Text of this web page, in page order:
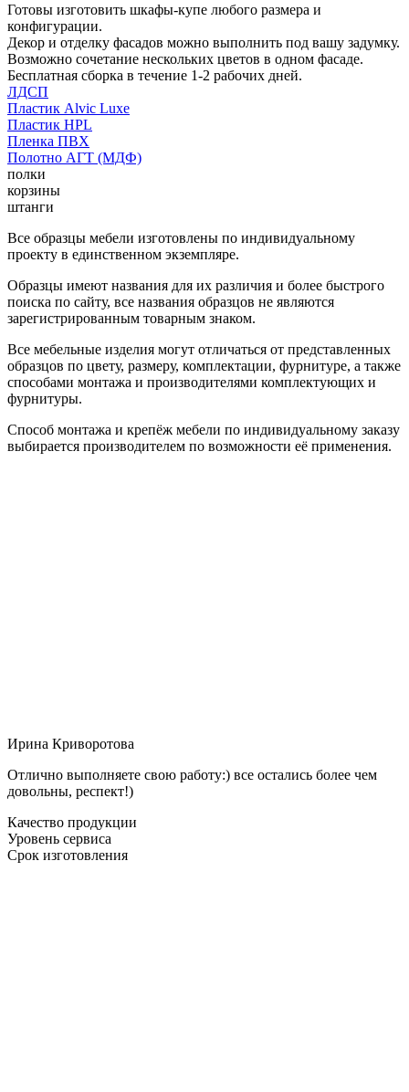
Готовы изготовить шкафы-купе любого размера и
конфигурации.
Декор и отделку фасадов можно выполнить под вашу задумку.
Возможно сочетание нескольких цветов в одном фасаде.
Бесплатная сборка в течение 1-2 рабочих дней.
ЛДСП
Пластик Alvic Luxe
Пластик HPL
Пленка ПВХ
Полотно АГТ (МДФ)
полки
корзины
штанги
Все образцы мебели изготовлены по индивидуальному
проекту в единственном экземпляре.
Образцы имеют названия для их различия и более быстрого
поиска по сайту, все названия образцов не являются
зарегистрированным товарным знаком.
Все мебельные изделия могут отличаться от представленных
образцов по цвету, размеру, комплектации, фурнитуре, а также
способами монтажа и производителями комплектующих и
фурнитуры.
Способ монтажа и крепёж мебели по индивидуальному заказу
выбирается производителем по возможности её применения.
Ирина Криворотова
Отлично выполняете свою работу:) все остались более чем
довольны, респект!)
Качество продукции
Уровень сервиса
Срок изготовления